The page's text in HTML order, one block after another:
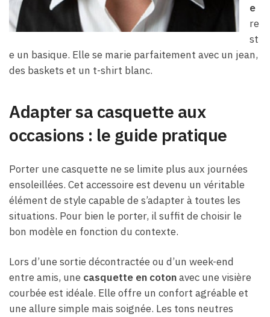
e
re
st
e un basique. Elle se marie parfaitement avec un jean,
des baskets et un t-shirt blanc.
Adapter sa casquette aux
occasions : le guide pratique
Porter une casquette ne se limite plus aux journées
ensoleillées. Cet accessoire est devenu un véritable
élément de style capable de s’adapter à toutes les
situations. Pour bien le porter, il suffit de choisir le
bon modèle en fonction du contexte.
Lors d’une sortie décontractée ou d’un week-end
entre amis, une casquette en cotonavec une visière
courbée est idéale. Elle offre un confort agréable et
une allure simple mais soignée. Les tons neutres